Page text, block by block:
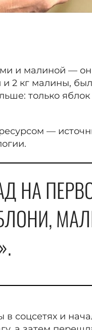
и малиной —
и 2 кг малины,
только
—
НА
соцсетях и